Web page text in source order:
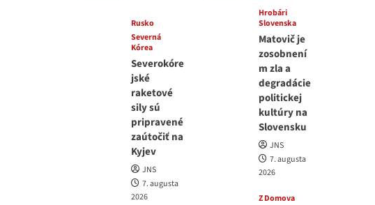
Rusko
Severná
Kórea
Severokóre
jské
raketové
sily sú
pripravené
zaútočiť na
Kyjev
JNS
7. augusta
2026
Hrobári
Slovenska
Matovič je
zosobnení
m zla a
degradácie
politickej
kultúry na
Slovensku
JNS
7. augusta
2026
Z Domova